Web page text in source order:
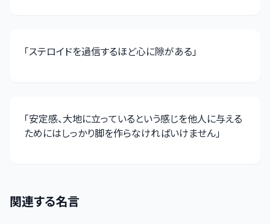
「ステロイドを過信するほど心に隙がある」
「安定感、大地に立っているという感じを他人に与える
ためにはしっかり脚を作らなければいけません」
関連する名言